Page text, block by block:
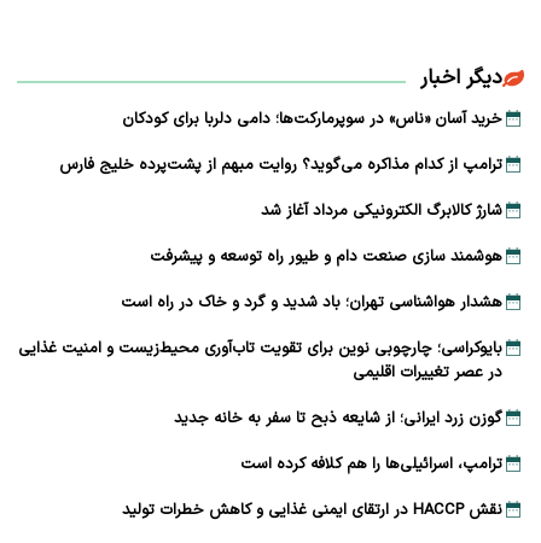
دیگر اخبار
خرید آسان «ناس» در سوپرمارکت‌ها؛ دامی دلربا برای کودکان
ترامپ از کدام مذاکره می‌گوید؟ روایت مبهم از پشت‌پرده خلیج فارس
شارژ کالابرگ الکترونیکی مرداد آغاز شد
هوشمند سازی صنعت دام و طیور راه توسعه و پیشرفت
هشدار هواشناسی تهران؛ باد شدید و گرد و خاک در راه است
بایوکراسی؛ چارچوبی نوین برای تقویت تاب‌آوری محیط‌زیست و امنیت غذایی
در عصر تغییرات اقلیمی
گوزن زرد ایرانی؛ از شایعه ذبح تا سفر به خانه جدید
ترامپ، اسرائیلی‌ها را هم کلافه کرده است
نقش HACCP در ارتقای ایمنی غذایی و کاهش خطرات تولید